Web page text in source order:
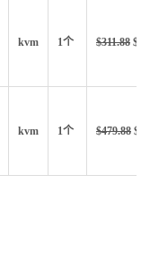
kvm 1个 $311.88
kvm 1个 $479.88